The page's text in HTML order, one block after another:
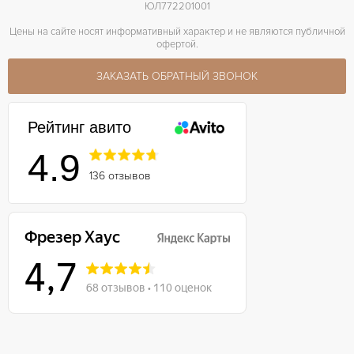
ЮЛ772201001
Цены на сайте носят информативный характер и не являются публичной
офертой.
ЗАКАЗАТЬ ОБРАТНЫЙ ЗВОНОК
Рейтинг авито
4.9 136 отзывов